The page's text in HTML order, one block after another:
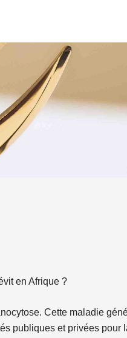
en Afrique ?
Cette maladie
publiques et privées pour